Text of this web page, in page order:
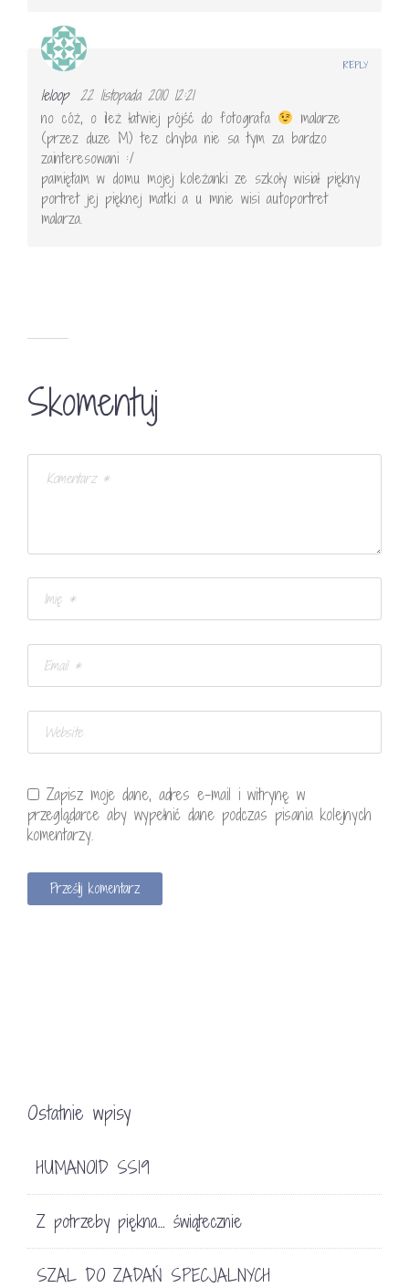
leloop 22 listopada 2010 12:21
no cóż, o ileż łatwiej pójść do fotografa
malarze
(przez duze M) tez chyba nie sa tym za bardzo
zainteresowani :/
pamiętam w domu mojej koleżanki ze szkoły wisiał piękny
portret jej pięknej matki a u mnie wisi autoportret
malarza.
REPLY
Skomentuj
Zapisz moje dane, adres e-mail i witrynę w
przeglądarce aby wypełnić dane podczas pisania kolejnych
komentarzy.
Ostatnie wpisy
HUMANOID SS19
Z potrzeby piękna… świątecznie
SZAL DO ZADAŃ SPECJALNYCH